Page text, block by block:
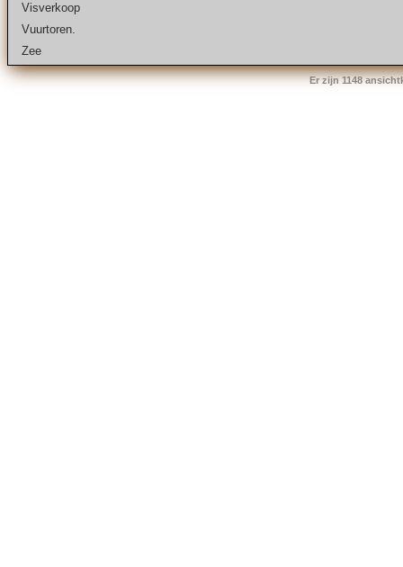
Visverkoop
Vuurtoren.
Zee
Er zijn 1148